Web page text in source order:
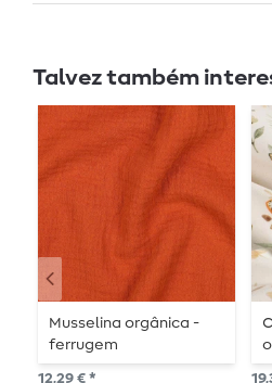
Talvez também
Musselina orgânica -
ferrugem
12,29 € *